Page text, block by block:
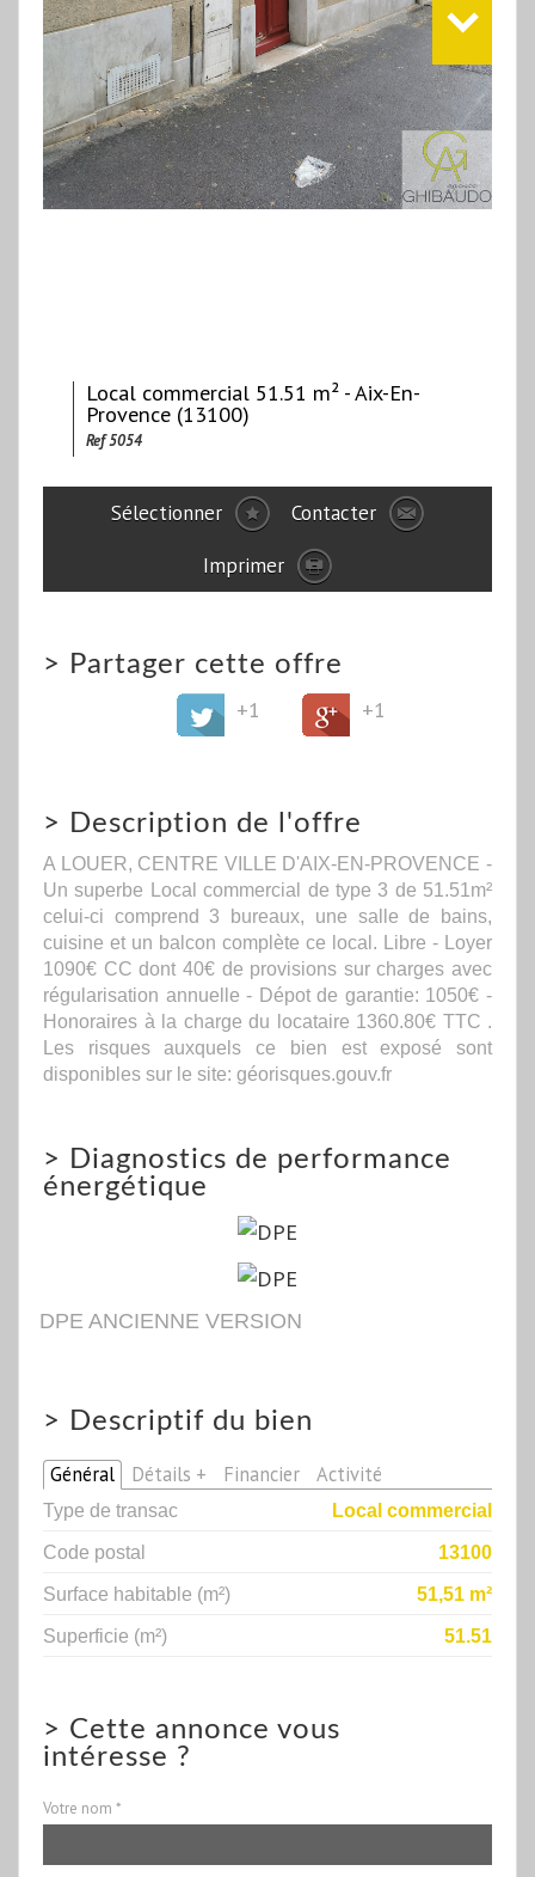
Local commercial 51.51 m² - Aix-En-
Provence (13100)
Ref 5054
Sélectionner
Contacter
Imprimer
> Partager cette offre
+1
+1
> Description de l'offre
A LOUER, CENTRE VILLE D'AIX-EN-PROVENCE -
Un superbe Local commercial de type 3 de 51.51m²
celui-ci comprend 3 bureaux, une salle de bains,
cuisine et un balcon complète ce local. Libre - Loyer
1090€ CC dont 40€ de provisions sur charges avec
régularisation annuelle - Dépot de garantie: 1050€ -
Honoraires à la charge du locataire 1360.80€ TTC .
Les risques auxquels ce bien est exposé sont
disponibles sur le site: géorisques.gouv.fr
> Diagnostics de performance
énergétique
DPE ANCIENNE VERSION
> Descriptif du bien
Général Détails + Financier Activité
Type de transac
Local commercial
Code postal
13100
Surface habitable (m²)
51,51 m²
Superficie (m²)
51.51
> Cette annonce vous
intéresse ?
Votre nom *